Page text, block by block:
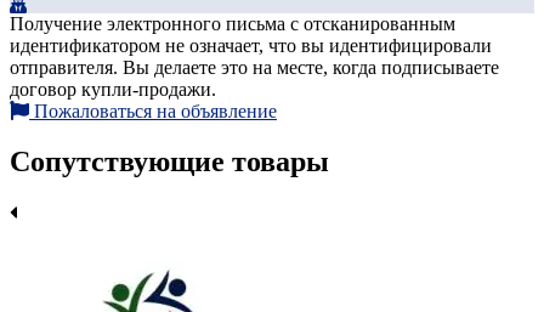
Получение электронного письма с отсканированным
идентификатором не означает, что вы идентифицировали
отправителя. Вы делаете это на месте, когда подписываете
договор купли-продажи.
Пожаловаться на объявление
Сопутствующие товары